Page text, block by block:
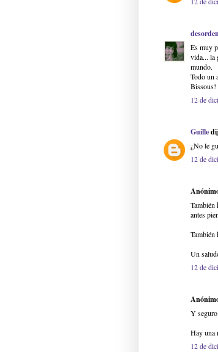
Es muy
vida... la
mundo.
Todo un
Bissous!
12 de
Guille
¿No le
12 de
También
antes
También
Un
12 de
Y
Hay una
12 de